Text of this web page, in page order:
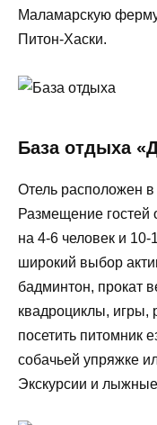
Маламарскую
Питон-Хаски.
База отдыха
Отель расположен в
Размещение гостей
на 4-6 человек и 10-
широкий выбор
бадминтон, прокат
квадроциклы, игры,
посетить питомник
собачьей упряжке
Экскурсии и